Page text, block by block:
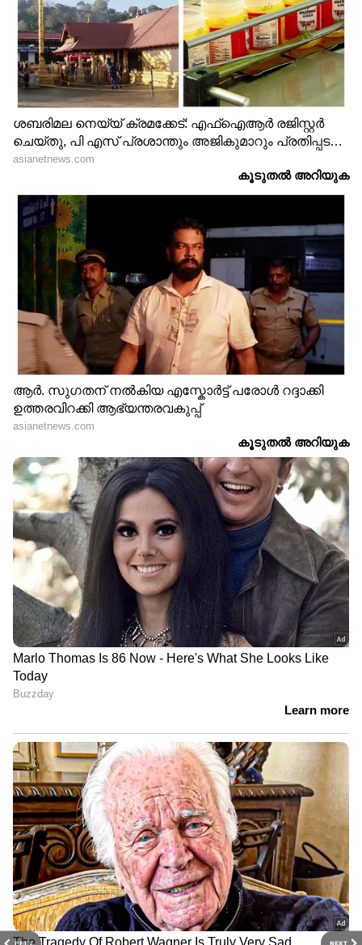
PREV NEXT